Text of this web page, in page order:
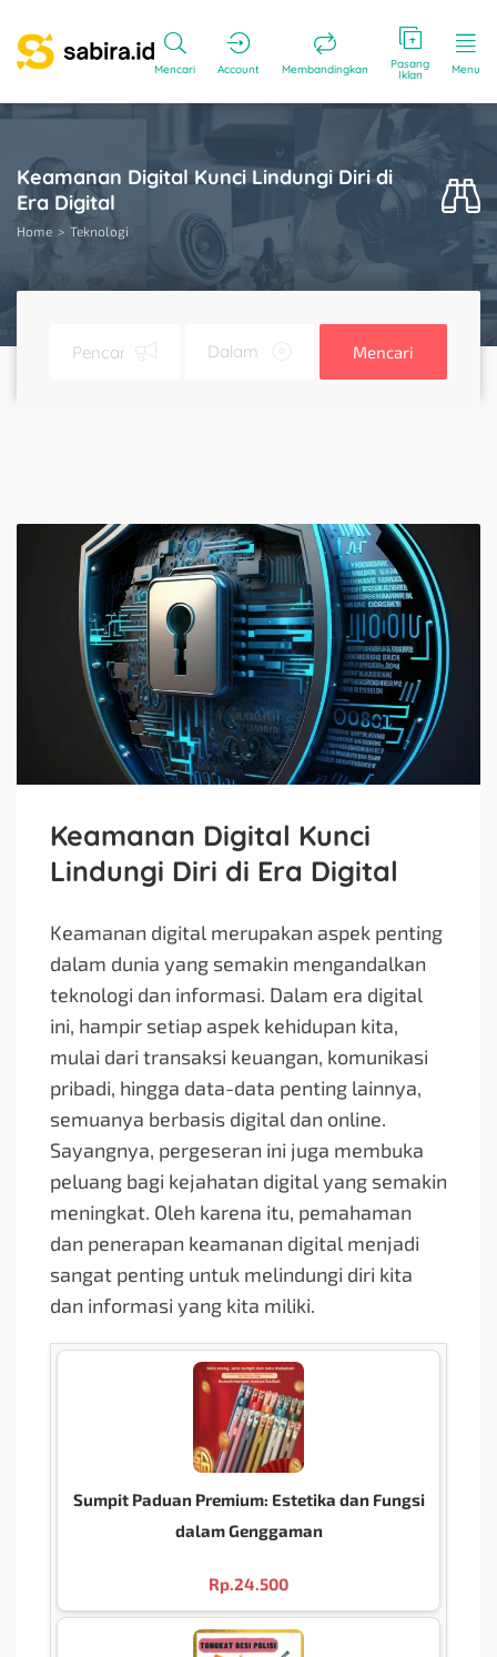
Mencari Account Membandingkan Pasang
Iklan Menu
Keamanan Digital Kunci Lindungi Diri di
Era Digital
Home Teknologi
Mencari
Keamanan Digital Kunci
Lindungi Diri di Era Digital
Keamanan digital merupakan aspek penting
dalam dunia yang semakin mengandalkan
teknologi dan informasi. Dalam era digital
ini, hampir setiap aspek kehidupan kita,
mulai dari transaksi keuangan, komunikasi
pribadi, hingga data-data penting lainnya,
semuanya berbasis digital dan online.
Sayangnya, pergeseran ini juga membuka
peluang bagi kejahatan digital yang semakin
meningkat. Oleh karena itu, pemahaman
dan penerapan keamanan digital menjadi
sangat penting untuk melindungi diri kita
dan informasi yang kita miliki.
Sumpit Paduan Premium: Estetika dan Fungsi
dalam Genggaman
Rp.24.500